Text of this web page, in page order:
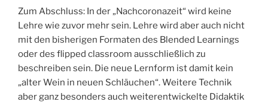
Zum Abschluss: In der „Nachcoronazeit“ wird keine
Lehre wie zuvor mehr sein. Lehre wird aber auch nicht
mit den bisherigen Formaten des Blended Learnings
oder des flipped classroom ausschließlich zu
beschreiben sein. Die neue Lernform ist damit kein
„alter Wein in neuen Schläuchen“. Weitere Technik
aber ganz besonders auch weiterentwickelte Didaktik